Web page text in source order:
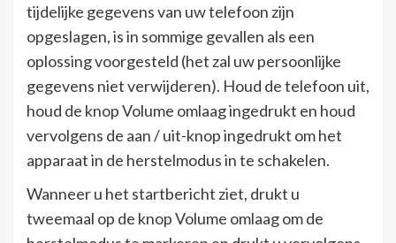
tijdelijke gegevens van uw telefoon zijn
opgeslagen, is in sommige gevallen als een
oplossing voorgesteld (het zal uw persoonlijke
gegevens niet verwijderen). Houd de telefoon uit,
houd de knop Volume omlaag ingedrukt en houd
vervolgens de aan / uit-knop ingedrukt om het
apparaat in de herstelmodus in te schakelen.
Wanneer u het startbericht ziet, drukt u
tweemaal op de knop Volume omlaag om de